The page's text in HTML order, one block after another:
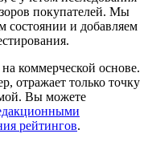
покупателей. Мы
состоянии и добавляем
коммерческой основе.
отражает только точку
Вы можете
рейтингов.